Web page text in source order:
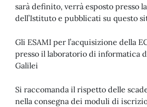
sarà definito, verrà esposto presso
dell’Istituto e pubblicati su questo
Gli ESAMI per l’acquisizione della
presso il laboratorio di informatica
Galilei
Si raccomanda il rispetto delle
nella consegna dei moduli di